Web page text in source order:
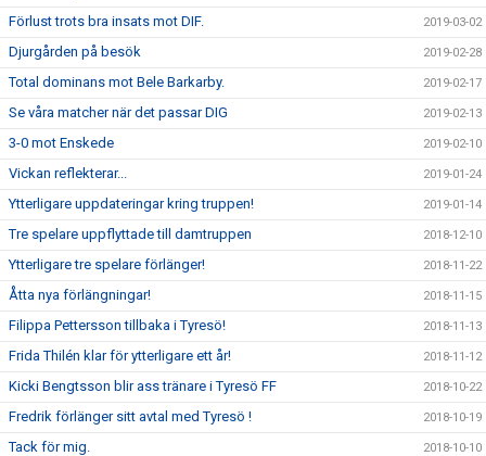
Förlust trots bra insats mot DIF. 2019-03-02
Djurgården på besök 2019-02-28
Total dominans mot Bele Barkarby. 2019-02-17
Se våra matcher när det passar DIG 2019-02-13
3-0 mot Enskede 2019-02-10
Vickan reflekterar... 2019-01-24
Ytterligare uppdateringar kring truppen! 2019-01-14
Tre spelare uppflyttade till damtruppen 2018-12-10
Ytterligare tre spelare förlänger! 2018-11-22
Åtta nya förlängningar! 2018-11-15
Filippa Pettersson tillbaka i Tyresö! 2018-11-13
Frida Thilén klar för ytterligare ett år! 2018-11-12
Kicki Bengtsson blir ass tränare i Tyresö FF 2018-10-22
Fredrik förlänger sitt avtal med Tyresö ! 2018-10-19
Tack för mig. 2018-10-10